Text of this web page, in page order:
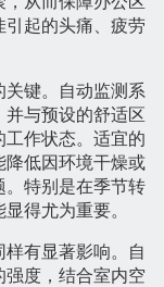
引起的头痛、疲劳
键。自动监测系
与预设的舒适区
工作状态。适宜的
降低因环境干燥或
。特别是在季节转
得尤为重要。
有显著影响。自
度，结合室内空